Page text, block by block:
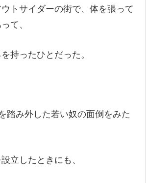
トサイダーの街で、体を張って
て、
持ったひとだった。
踏み外した若い奴の面倒をみた
立したときにも、